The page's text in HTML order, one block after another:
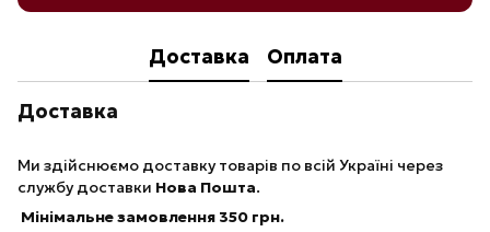
Доставка Оплата
Доставка
Ми здійснюємо доставку товарів по всій Україні через
службу доставки Нова Пошта.
Мінімальне замовлення 350 грн.